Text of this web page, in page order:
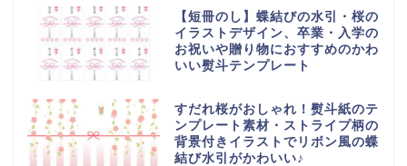
【短冊のし】蝶結びの水引・桜の
イラストデザイン、卒業・入学の
お祝いや贈り物におすすめのかわ
いい熨斗テンプレート
すだれ桜がおしゃれ！熨斗紙のテ
ンプレート素材・ストライプ柄の
背景付きイラストでリボン風の蝶
結び水引がかわいい♪